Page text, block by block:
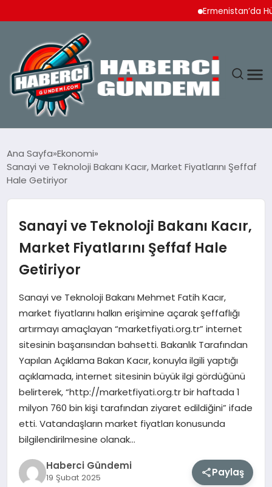
Ermenistan’da
YAŞAM
EKONOMI
DÜNYA
MAGAZIN
EĞITIM
SAĞLIK
TEKNOLOJI
Ana Sayfa Ekonomi
Sanayi ve Teknoloji Bakanı Kacır, Market Fiyatlarını Şeffaf
Hale Getiriyor
Sanayi ve Teknoloji Bakanı Kacır,
Market Fiyatlarını Şeffaf Hale
Getiriyor
Sanayi ve Teknoloji Bakanı Mehmet Fatih Kacır,
market fiyatlarını halkın erişimine açarak şeffaflığı
artırmayı amaçlayan “marketfiyati.org.tr” internet
sitesinin başarısından bahsetti. Bakanlık Tarafından
Yapılan Açıklama Bakan Kacır, konuyla ilgili yaptığı
açıklamada, internet sitesinin büyük ilgi gördüğünü
belirterek, “http://marketfiyati.org.tr bir haftada 1
milyon 760 bin kişi tarafından ziyaret edildiğini” ifade
etti. Vatandaşların market fiyatları konusunda
bilgilendirilmesine olanak…
Haberci Gündemi
19 Şubat 2025 Paylaş